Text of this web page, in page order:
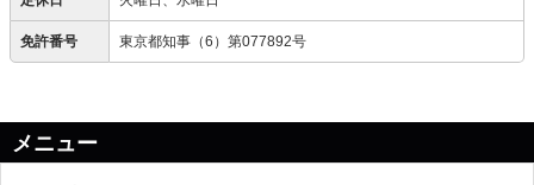
免許番号 東京都知事（6）第077892号
メニュー